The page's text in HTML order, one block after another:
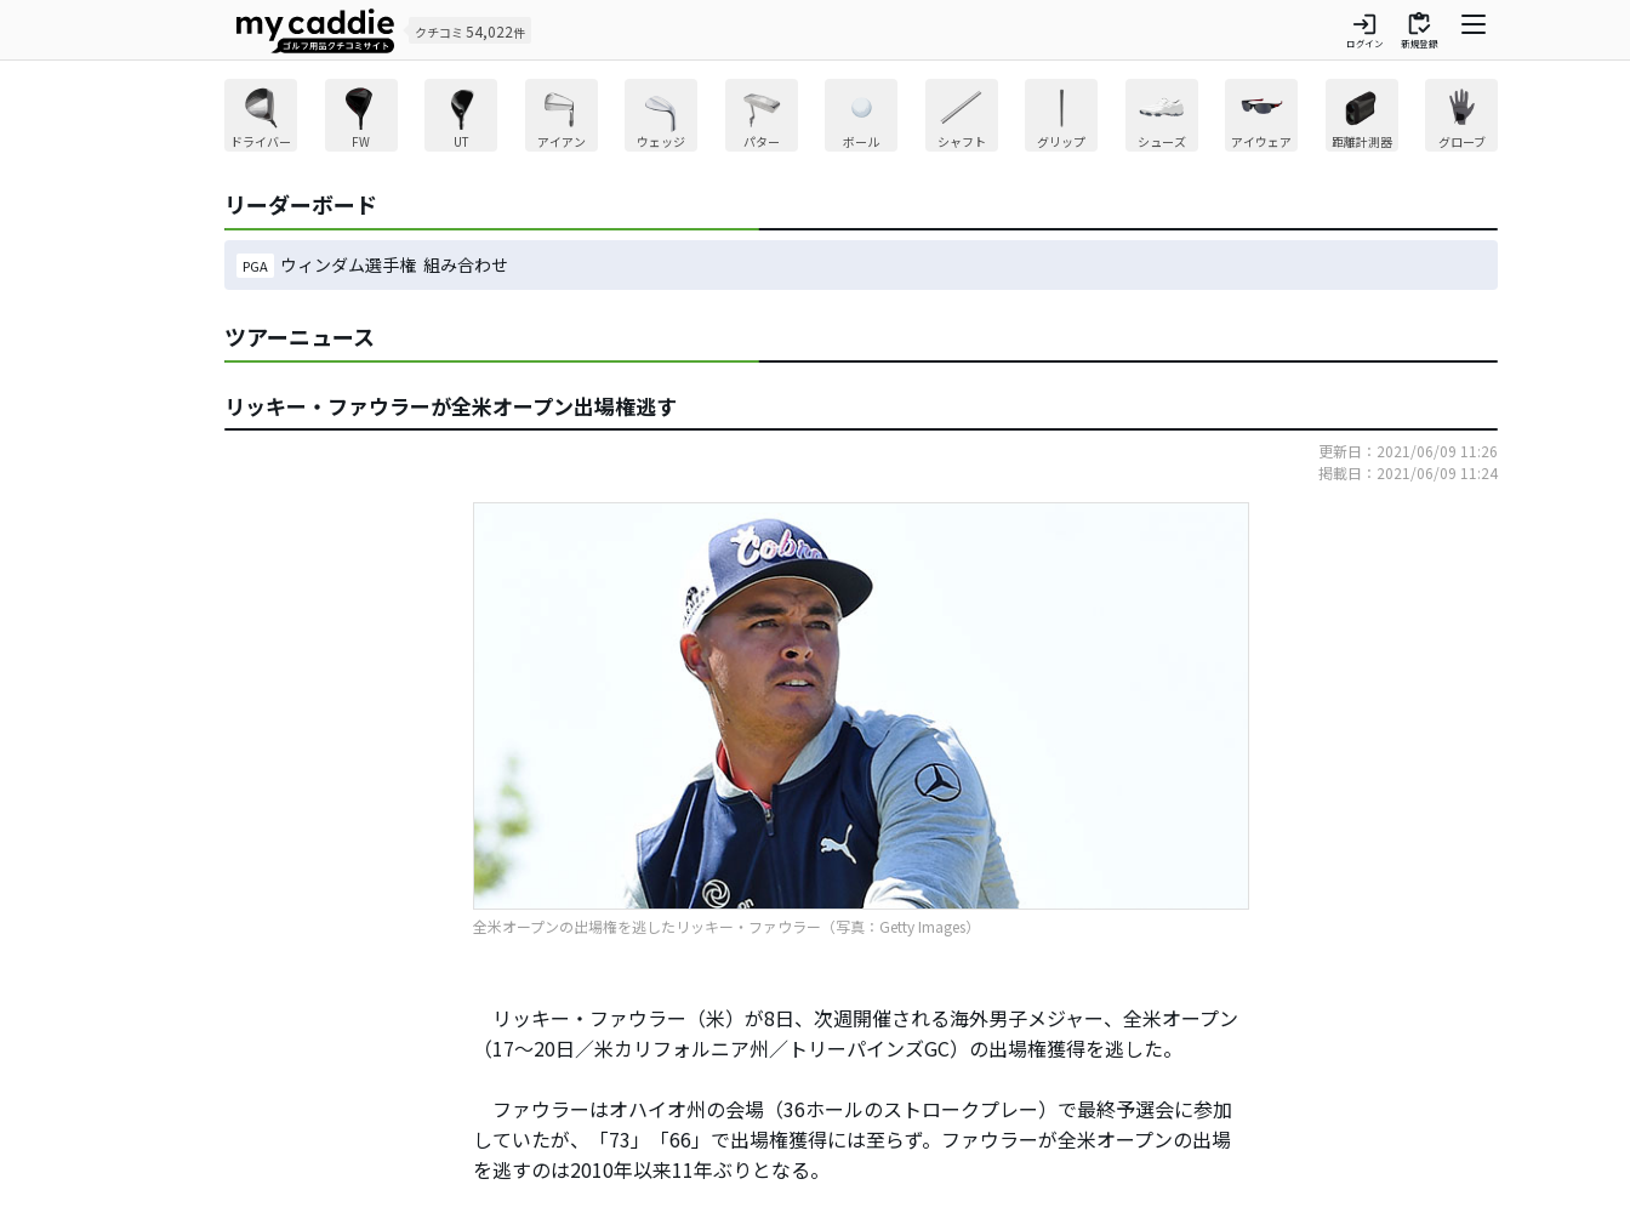
クチコミ 54,022件 login
ログイン
inventory
新規登録
ドライバー FW UT アイアン ウェッジ パター ボール シャフト グリップ シューズ アイウェア 距離計測器 グローブ
リーダーボード
PGA ウィンダム選手権 組み合わせ
ツアーニュース
リッキー・ファウラーが全米オープン出場権逃す
更新日：2021/06/09 11:26
掲載日：2021/06/09 11:24
全米オープンの出場権を逃したリッキー・ファウラー（写真：Getty Images）
リッキー・ファウラー（米）が8日、次週開催される海外男子メジャー、全米オープン
（17〜20日／米カリフォルニア州／トリーパインズGC）の出場権獲得を逃した。
ファウラーはオハイオ州の会場（36ホールのストロークプレー）で最終予選会に参加
していたが、「73」「66」で出場権獲得には至らず。ファウラーが全米オープンの出場
を逃すのは2010年以来11年ぶりとなる。